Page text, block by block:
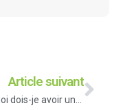
Article suivant